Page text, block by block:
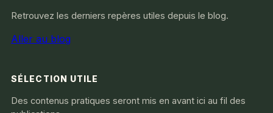
Retrouvez les derniers repères utiles depuis le blog.
Aller au blog
SÉLECTION UTILE
Des contenus pratiques seront mis en avant ici au fil des